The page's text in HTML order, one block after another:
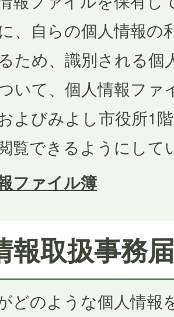
、自らの個人情報の
ため、識別される個
いて、個人情報ファ
よびみよし市役所1
覧できるようにして
ファイル簿
報取扱事務
どのような個人情報